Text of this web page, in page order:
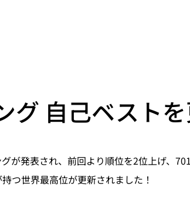
グ 自己ベスト
が発表され、前回より順位を2位上げ、
つ世界最高位が更新されました！